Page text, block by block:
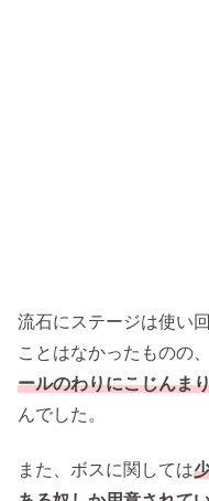
流石にステージは使い
ことはなかったものの
ールのわりにこじんま
んでした。
また、ボスに関しては